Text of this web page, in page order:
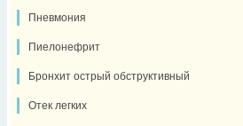
Пневмония
Пиелонефрит
Бронхит острый обструктивный
Отек легких